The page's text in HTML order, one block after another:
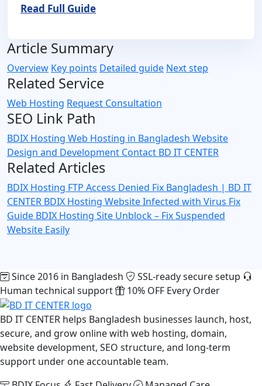
Read Full Guide
Article Summary
Overview Key points Detailed guide Next step
Related Service
Web Hosting Request Consultation
SEO Link Path
BDIX Hosting Web Hosting in Bangladesh Website
Design and Development Contact BD IT CENTER
Related Articles
BDIX Hosting FTP Access Denied Fix Bangladesh | BD IT
CENTER BDIX Hosting Website Infected with Virus Fix
Guide BDIX Hosting Site Unblock – Fix Suspended
Website Easily
Since 2016 in Bangladesh
SSL-ready secure setup
Human technical support
10% OFF Every Order
BD IT CENTER helps Bangladesh businesses launch, host,
secure, and grow online with web hosting, domain,
website development, SEO structure, and long-term
support under one accountable team.